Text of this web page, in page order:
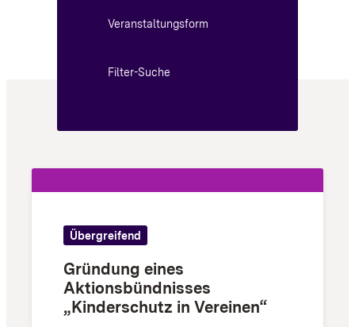
Veranstaltungsform
Filter-Suche
Übergreifend
Gründung eines
Aktionsbündnisses
„Kinderschutz in Vereinen“